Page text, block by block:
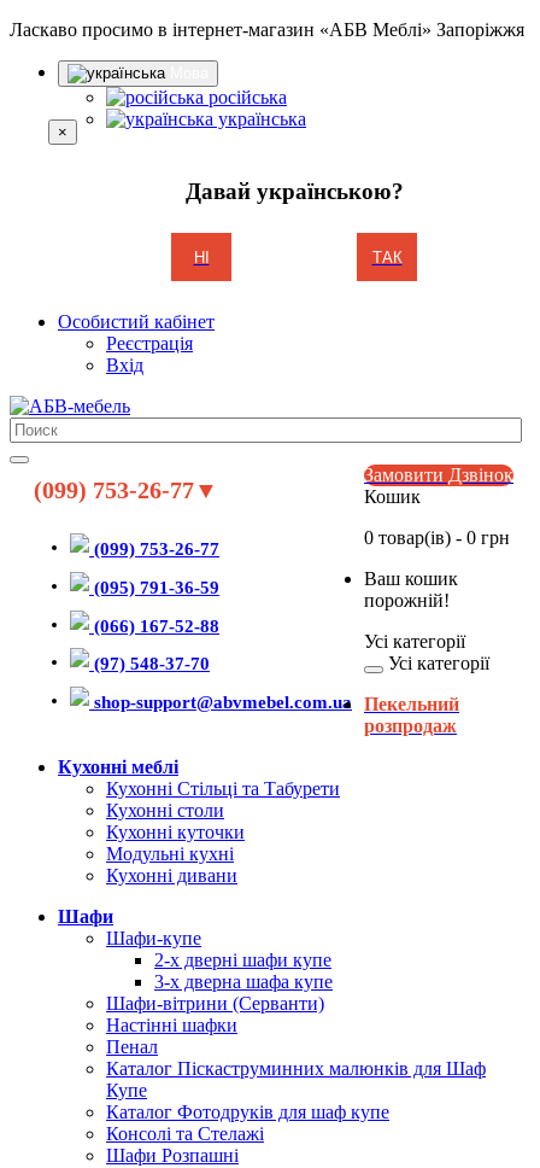
Ласкаво просимо в інтернет-магазин «АБВ Меблі» Запоріжжя
російська
українська
×
Давай українською?
НІ ТАК
Особистий кабінет
Реєстрація
Вхід
(099) 753-26-77▼
(099) 753-26-77
(095) 791-36-59
(066) 167-52-88
(97) 548-37-70
shop-support@abvmebel.com.ua
Замовити Дзвінок
Кошик
0 товар(ів) - 0 грн
Ваш кошик
порожній!
Усі категорії
Усі категорії
Пекельний
розпродаж
Кухонні меблі
Кухонні Стільці та Табурети
Кухонні столи
Кухонні куточки
Модульні кухні
Кухонні дивани
Шафи
Шафи-купе
2-х дверні шафи купе
3-х дверна шафа купе
Шафи-вітрини (Серванти)
Настінні шафки
Пенал
Каталог Піскаструминних малюнків для Шаф
Купе
Каталог Фотодруків для шаф купе
Консолі та Стелажі
Шафи Розпашні